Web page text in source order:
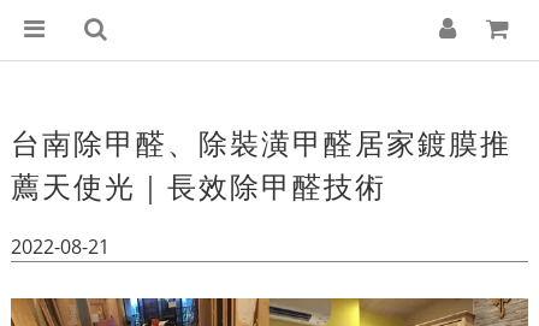
台南除甲醛、除裝潢甲醛居家鍍膜推
薦天使光｜長效除甲醛技術
2022-08-21